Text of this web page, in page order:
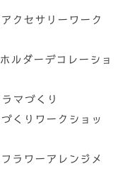
クセサリーワーク
ルダーデコレーショ
マづくり
くりワークショッ
ラワーアレンジメ